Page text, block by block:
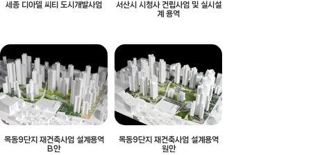
세종 디아델 씨티 도시개발사업
서산시 시청사 건립사업 및 실시설
계 용역
목동9단지 재건축사업 설계용역
B안
목동9단지 재건축사업 설계용역
원안